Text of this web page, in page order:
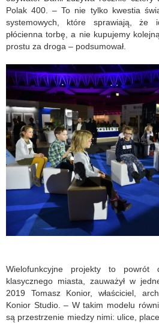
Polak 400. – To nie tylko kwestia
systemowych, które sprawiają, że
płócienna torbę, a nie kupujemy
prostu za droga – podsumował.
Wielofunkcyjne projekty to powrót
klasycznego miasta, zauważył w
2019 Tomasz Konior, właściciel,
Konior Studio. – W takim modelu
są przestrzenie miedzy nimi: ulice,